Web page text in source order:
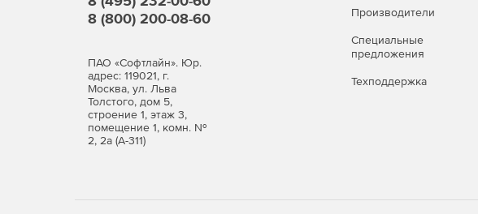
8 (800) 200-08-60
ПАО «Софтлайн». Юр.
адрес: 119021, г.
Москва, ул. Льва
Толстого, дом 5,
строение 1, этаж 3,
помещение 1, комн. №
2, 2а (А-311)
Производители
Специальные
предложения
Техподдержка